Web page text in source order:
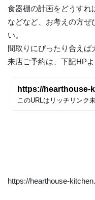
食器棚の計画をどうすれ
などなど、お考えの方ぜ
い。
間取りにぴったり合えば
来店ご予約は、下記HP
https://hearthouse-